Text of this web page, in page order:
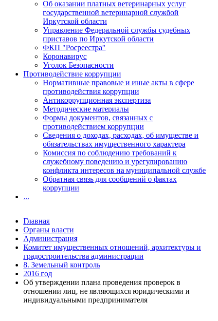
Об оказании платных ветеринарных услуг
государственной ветеринарной службой
Иркутской области
Управление Федеральной службы судебных
приставов по Иркутской области
ФКП "Росреестра"
Коронавирус
Уголок Безопасности
Противодействие коррупции
Нормативные правовые и иные акты в сфере
противодействия коррупции
Антикоррупционная экспертиза
Методические материалы
Формы документов, связанных с
противодействием коррупции
Сведения о доходах, расходах, об имуществе и
обязательствах имущественного характера
Комиссия по соблюдению требований к
служебному поведению и урегулированию
конфликта интересов на муниципальной службе
Обратная связь для сообщений о фактах
коррупции
...
Главная
Органы власти
Администрация
Комитет имущественных отношений, архитектуры и
градостроительства администрации
8. Земельный контроль
2016 год
Об утверждении плана проведения проверок в
отношении лиц, не являющихся юридическими и
индивидуальными предпринимателя